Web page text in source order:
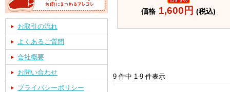
お取引の流れ
よくあるご質問
会社概要
お問い合わせ
プライバシーポリシー
価格 1,600円 (税込)
9 件中 1-9 件表示